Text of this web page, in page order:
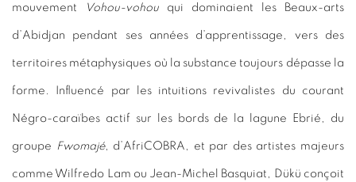
mouvement Vohou-vohou qui dominaient les Beaux-arts
d’Abidjan pendant ses années d’apprentissage, vers des
territoires métaphysiques où la substance toujours dépasse la
forme. Influencé par les intuitions revivalistes du courant
Négro-caraïbes actif sur les bords de la lagune Ebrié, du
groupe Fwomajé, d’AfriCOBRA , et par des artistes majeurs
comme Wilfredo Lam ou Jean-Michel Basquiat, Dükü conçoit